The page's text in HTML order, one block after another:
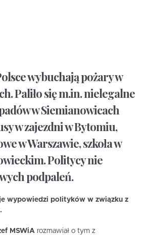
wybuchają pożary w
Paliło się m.in. nielegalne
w Siemianowicach
w zajezdni w Bytomiu,
w Warszawie, szkoła w
Politycy nie
podpaleń.
wypowiedzi polityków w związku z
MSWiA rozmawiał o tym z